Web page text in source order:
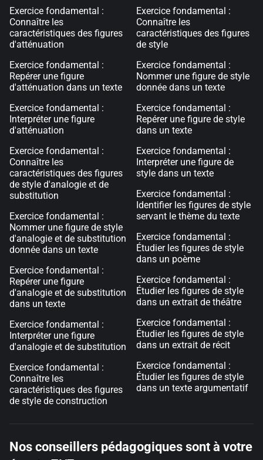
Exercice fondamental :
Connaître les
caractéristiques des figures
d'atténuation
Exercice fondamental :
Repérer une figure
d'atténuation dans un texte
Exercice fondamental :
Interpréter une figure
d'atténuation
Exercice fondamental :
Connaître les
caractéristiques des figures
de style d'analogie et de
substitution
Exercice fondamental :
Nommer une figure de style
d'analogie et de substitution
donnée dans un texte
Exercice fondamental :
Repérer une figure
d'analogie et de substitution
dans un texte
Exercice fondamental :
Interpréter une figure
d'analogie et de substitution
Exercice fondamental :
Connaître les
caractéristiques des figures
de style de construction
Exercice fondamental :
Connaître les
caractéristiques des figures
de style
Exercice fondamental :
Nommer une figure de style
donnée dans un texte
Exercice fondamental :
Repérer une figure de style
dans un texte
Exercice fondamental :
Interpréter une figure de
style dans un texte
Exercice fondamental :
Identifier les figures de style
servant le thème du texte
Exercice fondamental :
Étudier les figures de style
dans un poème
Exercice fondamental :
Étudier les figures de style
dans un extrait de théâtre
Exercice fondamental :
Étudier les figures de style
dans un extrait de récit
Exercice fondamental :
Étudier les figures de style
dans un texte argumentatif
Nos conseillers pédagogiques sont à votre